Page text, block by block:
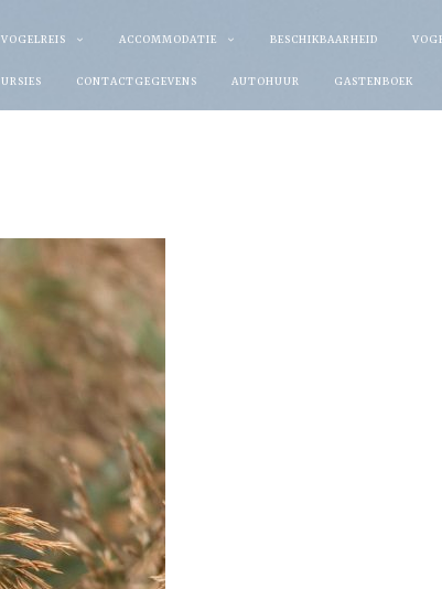
VOGELREIS ACCOMMODATIE BESCHIKBAARHEID
CONTACTGEGEVENS AUTOHUUR GASTENBOEK